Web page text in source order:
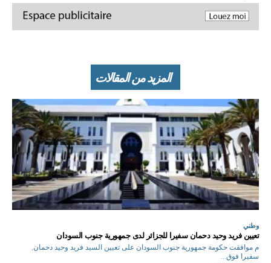
المزيد من المقالات
وطني
تعيين فريد وحيد دحمان سفيرا للجزائر لدى جمهورية جنوب السودان
م موافقت حكومة جمهورية جنوب السودان على تعيين السيد فريد وحيد دحمان,
سفيرا فوق...